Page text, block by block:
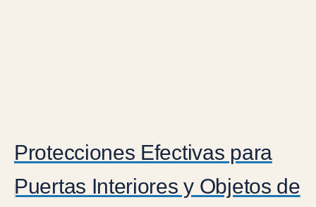
Protecciones Efectivas para
Puertas Interiores y Objetos de